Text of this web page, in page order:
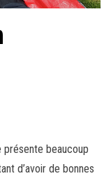
présente beaucoup
d’avoir de bonnes